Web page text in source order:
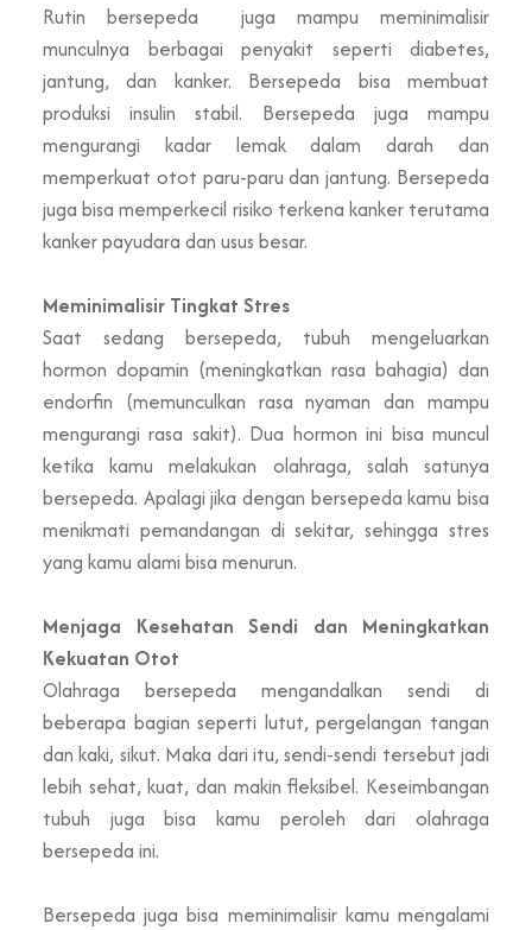
Rutin bersepeda juga mampu meminimalisir
munculnya berbagai penyakit seperti diabetes,
jantung, dan kanker. Bersepeda bisa membuat
produksi insulin stabil. Bersepeda juga mampu
mengurangi kadar lemak dalam darah dan
memperkuat otot paru-paru dan jantung. Bersepeda
juga bisa memperkecil risiko terkena kanker terutama
kanker payudara dan usus besar.
Meminimalisir Tingkat Stres
Saat sedang bersepeda, tubuh mengeluarkan
hormon dopamin (meningkatkan rasa bahagia) dan
endorfin (memunculkan rasa nyaman dan mampu
mengurangi rasa sakit). Dua hormon ini bisa muncul
ketika kamu melakukan olahraga, salah satunya
bersepeda. Apalagi jika dengan bersepeda kamu bisa
menikmati pemandangan di sekitar, sehingga stres
yang kamu alami bisa menurun.
Menjaga Kesehatan Sendi dan Meningkatkan
Kekuatan Otot
Olahraga bersepeda mengandalkan sendi di
beberapa bagian seperti lutut, pergelangan tangan
dan kaki, sikut. Maka dari itu, sendi-sendi tersebut jadi
lebih sehat, kuat, dan makin fleksibel. Keseimbangan
tubuh juga bisa kamu peroleh dari olahraga
bersepeda ini.
Bersepeda juga bisa meminimalisir kamu mengalami